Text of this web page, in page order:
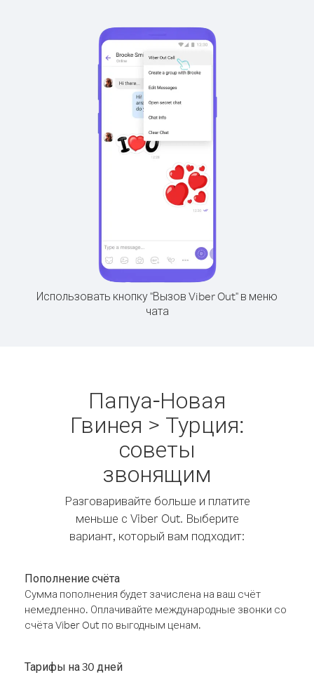
Использовать кнопку "Вызов Viber Out" в меню
чата
Папуа-Новая
Гвинея > Турция:
советы
звонящим
Разговаривайте больше и платите
меньше с Viber Out. Выберите
вариант, который вам подходит:
Пополнение счёта
Сумма пополнения будет зачислена на ваш счёт
немедленно. Оплачивайте международные звонки со
счёта Viber Out по выгодным ценам.
Тарифы на 30 дней